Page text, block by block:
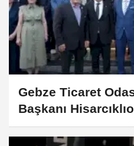
Gebze Ticaret
Başkanı
buluştu